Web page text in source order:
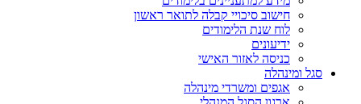
חישוב סיכויי קבלה לתואר ראשון
לוח שנת הלימודים
ידיעונים
כניסה לאזור האישי
סגל ומינהלה
אגפים ומשרדי מינהלה